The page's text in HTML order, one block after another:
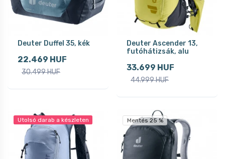
Deuter Duffel 35, kék
22.469 HUF
30.499 HUF
Deuter Ascender 13,
futóhátizsák, alu
33.699 HUF
44.999 HUF
Utolsó darab a készleten Mentés 25 %